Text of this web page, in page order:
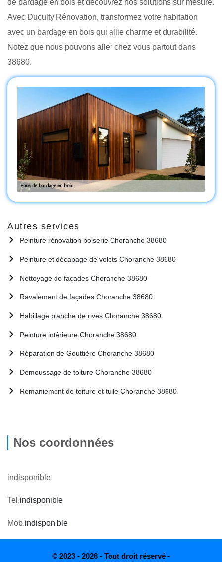
de bardage en bois et découvrez nos solutions sur mesure.
Avec Duculty Rénovation, transformez votre habitation
avec un bardage en bois qui allie charme et durabilité.
Notez que nous pouvons aller chez vous partout dans
38680.
Autres services
Peinture rénovation boiserie Choranche 38680
Peinture et décapage de volets Choranche 38680
Nettoyage de façades Choranche 38680
Ravalement de façades Choranche 38680
Habillage planche de rives Choranche 38680
Peinture intérieure Choranche 38680
Réparation de Gouttière Choranche 38680
Demoussage de toiture Choranche 38680
Remaniement de toiture et tuile Choranche 38680
Nos coordonnées
indisponible
Tel.indisponible
Mob.indisponible
© 2023 - 2026 - Tout droit réservé -